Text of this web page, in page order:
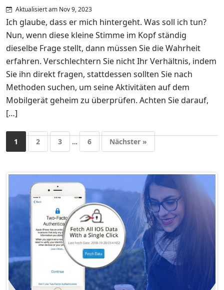
Aktualisiert am Nov 9, 2023
Ich glaube, dass er mich hintergeht. Was soll ich tun?
Nun, wenn diese kleine Stimme im Kopf ständig
dieselbe Frage stellt, dann müssen Sie die Wahrheit
erfahren. Verschlechtern Sie nicht Ihr Verhältnis, indem
Sie ihn direkt fragen, stattdessen sollten Sie nach
Methoden suchen, um seine Aktivitäten auf dem
Mobilgerät geheim zu überprüfen. Achten Sie darauf,
[…]
1 2 3 … 6 Nächster »